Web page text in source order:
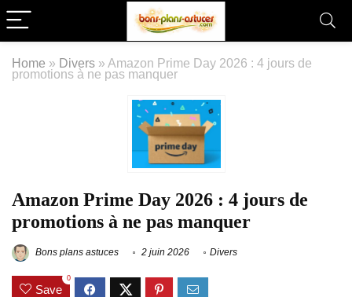
Home » Divers » Amazon Prime Day 2026 : 4 jours de
promotions à ne pas manquer
Amazon Prime Day 2026 : 4 jours de
promotions à ne pas manquer
Bons plans astuces 2 juin 2026 Divers
Save
0